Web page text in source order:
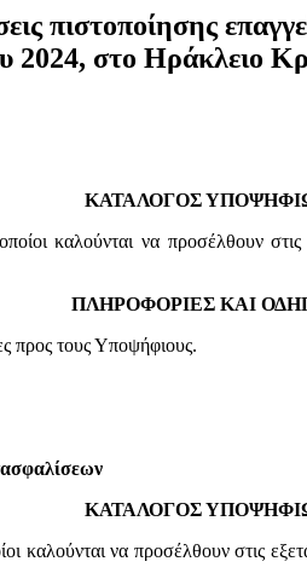
πιστοποίησης
2024, στο Ηράκλειο
ΚΑΤΑΛΟΓΟΣ
καλούνται να προσέλθουν
ΠΛΗΡΟΦΟΡΙΕΣ ΚΑΙ
προς τους Υποψήφιους.
ΚΑΤΑΛΟΓΟΣ
καλούνται να προσέλθουν στις